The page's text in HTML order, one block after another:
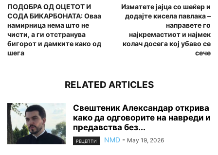
ПОДОБРА ОД ОЦЕТОТ И
СОДА БИКАРБОНАТА: Оваа
намирница нема што не
чисти, а ги отстранува
бигорот и дамките како од
шега
Изматете јајца со шеќер и
додајте кисела павлака –
направете го
најкремастиот и најмек
колач досега кој убаво се
сече
RELATED ARTICLES
Свештеник Александар открива
како да одговорите на навреди и
предавства без...
РЕЦЕПТИ NMD - May 19, 2026